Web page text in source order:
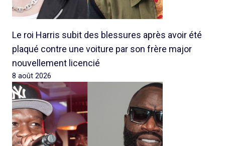
Le roi Harris subit des blessures après avoir été
plaqué contre une voiture par son frère major
nouvellement licencié
8 août 2026